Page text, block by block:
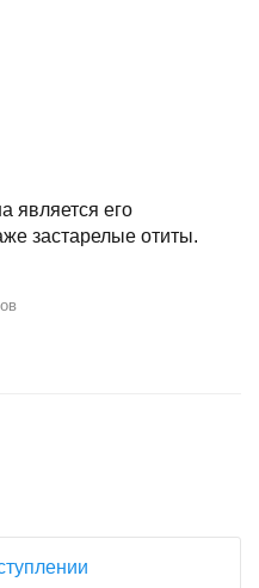
является его
застарелые отиты.